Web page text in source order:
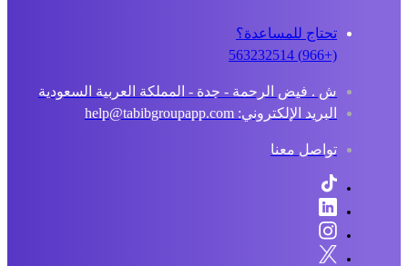
تحتاج للمساعدة؟
ش . فيض الرحمة - جدة - المملكة العربية السعودية
البريد الإلكتروني: help@tabibgroupapp.com
تواصل معنا